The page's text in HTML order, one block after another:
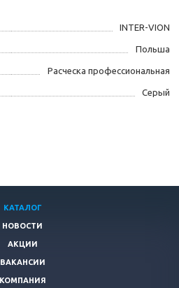
INTER-VION
Польша
Расческа профессиональная
Серый
КАТАЛОГ
НОВОСТИ
АКЦИИ
ВАКАНСИИ
КОМПАНИЯ